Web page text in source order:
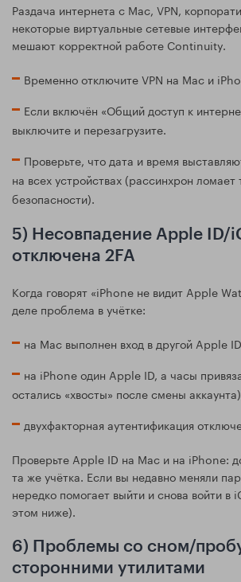
Раздача интернета с Mac, VPN,
некоторые виртуальные сетевые
мешают корректной работе Continuity.
Временно отключите VPN на Mac и
Если включён «Общий доступ к
выключите и перезагрузите.
Проверьте, что дата и время
на всех устройствах (рассинхрон ломает
безопасности).
5) Несовпадение Apple ID/
отключена 2FA
Когда говорят «iPhone не видит Apple
деле проблема в учётке:
на Mac выполнен вход в другой Apple
на iPhone один Apple ID, а часы
остались «хвосты» после смены
двухфакторная аутентификация
Проверьте Apple ID на Mac и на iPhone:
та же учётка. Если вы недавно меняли
нередко помогает выйти и снова войти в
этом ниже).
6) Проблемы со сном/
сторонними утилитами